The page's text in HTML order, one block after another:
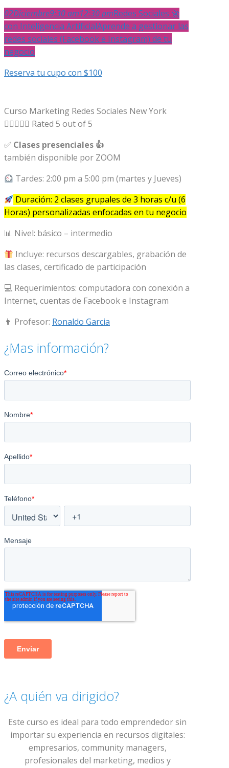
02Diciembre9:30 am12:30 pmRedes Sociales 🚀
con Inteligencia ArtificialAprende a gestionar las
redes sociales (Facebook e Instagram) de tu
negocio
Reserva tu cupo con $100
Curso Marketing Redes Sociales New York
 Rated 5 out of 5
✅ Clases presenciales 👍
también disponible por ZOOM
Tardes: 2:00 pm a 5:00 pm (martes y Jueves)
Duración: 2 clases grupales de 3 horas c/u (6
Horas) personalizadas enfocadas en tu negocio
📊 Nivel: básico – intermedio
Incluye: recursos descargables, grabación de
las clases, certificado de participación
💻 Requerimientos: computadora con conexión a
Internet, cuentas de Facebook e Instagram
👨 Profesor: Ronaldo Garcia
¿Mas información?
¿A quién va dirigido?
Este curso es ideal para todo emprendedor sin
importar su experiencia en recursos digitales:
empresarios, community managers,
profesionales del marketing, medios y